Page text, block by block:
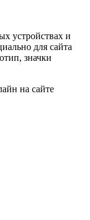
устройствах и
для сайта
значки
на сайте